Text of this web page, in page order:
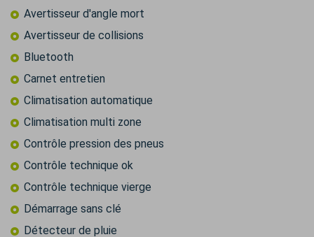
Avertisseur d'angle mort
Avertisseur de collisions
Bluetooth
Carnet entretien
Climatisation automatique
Climatisation multi zone
Contrôle pression des pneus
Contrôle technique ok
Contrôle technique vierge
Démarrage sans clé
Détecteur de pluie